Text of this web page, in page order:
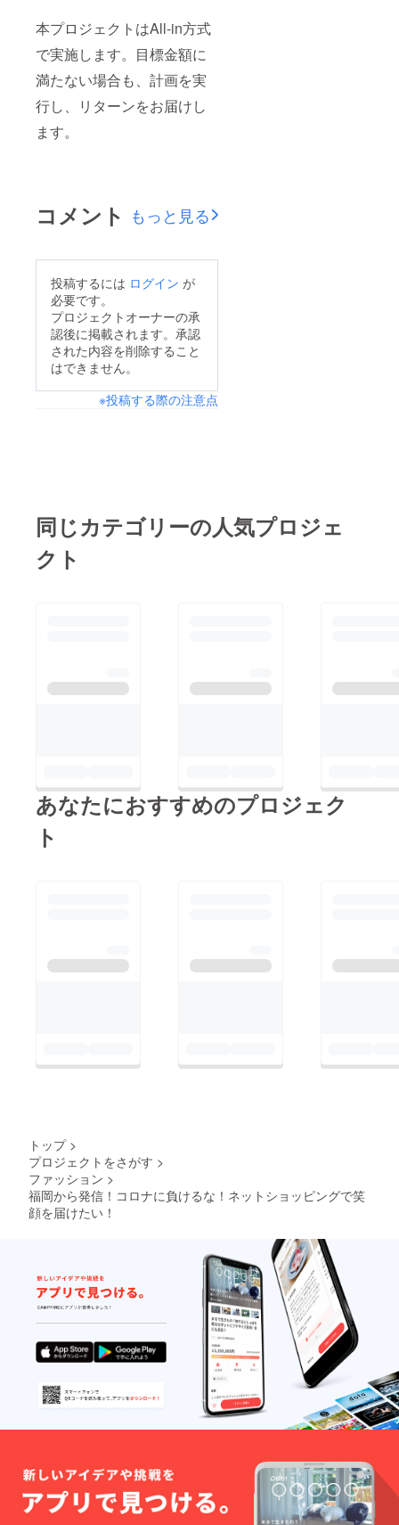
本プロジェクトはAll-in方式
で実施します。目標金額に
満たない場合も、計画を実
行し、リターンをお届けし
ます。
コメント もっと見る
投稿するには ログイン が
必要です。
プロジェクトオーナーの承
認後に掲載されます。承認
された内容を削除すること
はできません。
※投稿する際の注意点
同じカテゴリーの人気プロジェ
クト
あなたにおすすめのプロジェク
ト
トップ >
プロジェクトをさがす >
ファッション >
福岡から発信！コロナに負けるな！ネットショッピングで笑
顔を届けたい！